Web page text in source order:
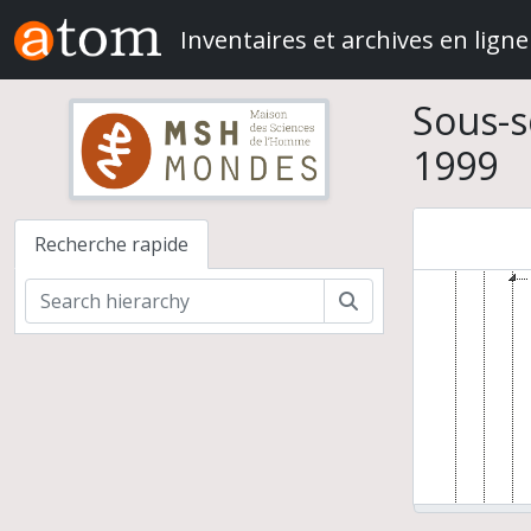
Skip to main content
Inventaires et archives en ligne
Recherche rapide
Rechercher
Sous-
1999